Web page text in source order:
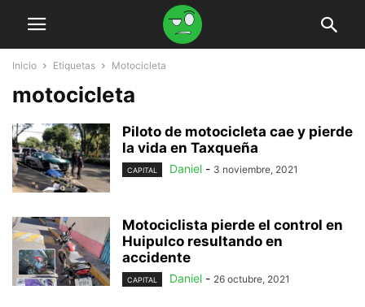
Inicio Etiquetas Motocicleta
motocicleta
Piloto de motocicleta cae y pierde
la vida en Taxqueña
CAPITAL Daniel - 3 noviembre, 2021
Motociclista pierde el control en
Huipulco resultando en
accidente
CAPITAL Daniel - 26 octubre, 2021